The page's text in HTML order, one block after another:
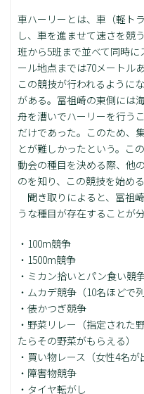
車ハーリーとは、車（軽ト
し、車を進ませて速さを競
班から5班まで並べて同時
ール地点までは70メートルあ
この競技が行われるように
がある。冨祖崎の東側には
舟を漕いでハーリーを行う
だけであった。このため、
とが難しかったという。こ
動会の種目を決める際、他
のを知り、この競技を始め
聞き取りによると、冨祖
うな種目が存在することが分
・100m競争
・1500m競争
・ミカン拾いとパン食い競
・ムカデ競争（10名ほどで
・俵かつぎ競争
・野菜リレー（指定された
たらその野菜がもらえる）
・買い物レース（女性4名
・障害物競争
・タイヤ転がし